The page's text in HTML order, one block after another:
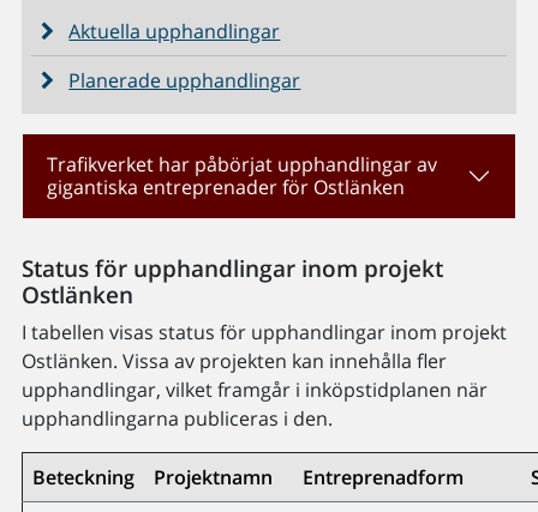
Aktuella upphandlingar
Planerade upphandlingar
Trafikverket har påbörjat upphandlingar av
gigantiska entreprenader för Ostlänken
Status för upphandlingar inom projekt
Ostlänken
I tabellen visas status för upphandlingar inom projekt
Ostlänken. Vissa av projekten kan innehålla fler
upphandlingar, vilket framgår i inköpstidplanen när
upphandlingarna publiceras i den.
Beteckning Projektnamn Entreprenadform